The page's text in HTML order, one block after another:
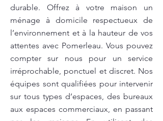
durable. Offrez à votre maison un
ménage à domicile respectueux de
l’environnement et à la hauteur de vos
attentes avec Pomerleau. Vous pouvez
compter sur nous pour un service
irréprochable, ponctuel et discret. Nos
équipes sont qualifiées pour intervenir
sur tous types d’espaces, des bureaux
aux espaces commerciaux, en passant